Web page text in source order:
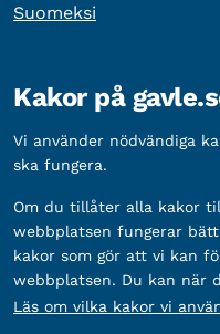
Suomeksi
Organisationsnummer:
Bankgironummer:
Kakor på
Vi använder nödvändiga
ska fungera.
Om du tillåter alla kakor
webbplatsen fungerar
kakor som gör att vi kan
webbplatsen. Du kan när
Läs om vilka kakor vi